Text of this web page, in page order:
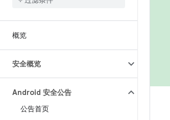
概览
安全概览
Android 安全公告
公告首页